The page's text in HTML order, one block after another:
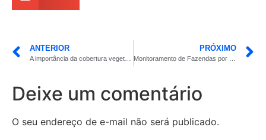
ANTERIOR PRÓXIMO
Deixe um comentário
O seu endereço de e-mail não será publicado.